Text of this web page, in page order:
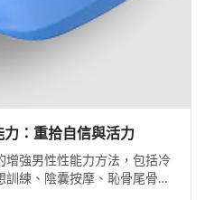
：重拾自信與活力
增強男性性能力方法，包括冷
練、陰囊按摩、恥骨尾骨肌